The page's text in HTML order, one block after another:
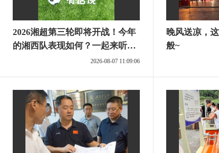
2026湘超第三轮即将开战！今年
的湘西队表现如何？一起来听听
2026-08-07 11:09:06
晚风送凉，
般~